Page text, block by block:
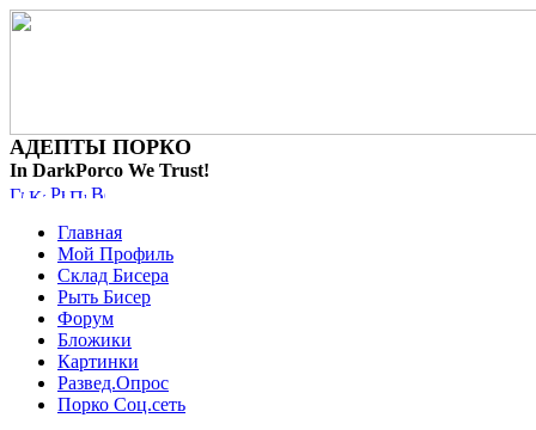
АДЕПТЫ ПОРКО
In DarkPorco We Trust!
Главная
Мой Профиль
Склад Бисера
Рыть Бисер
Форум
Бложики
Картинки
Развед.Опрос
Порко Соц.сеть